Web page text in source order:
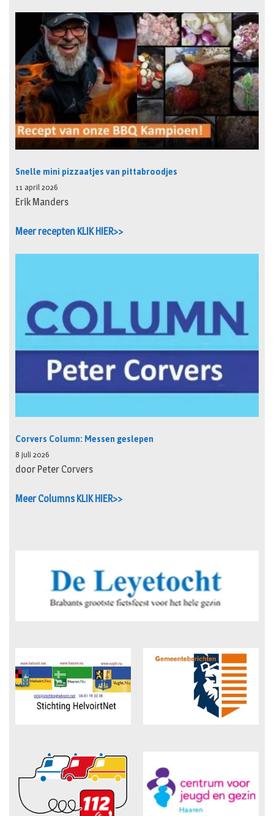
Snelle mini pizzaatjes van pittabroodjes
11 april 2026
Erik Manders
Meer recepten KLIK HIER>>
Corvers Column: Messen geslepen
8 juli 2026
door Peter Corvers
Meer Columns KLIK HIER>>